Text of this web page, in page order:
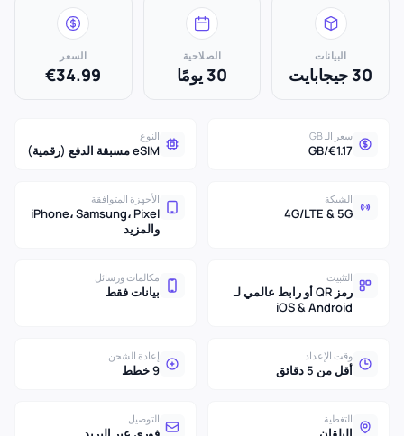
البيانات
30 جيجابايت
الصلاحية
30 يومًا
السعر
€34.99
سعر الـ GB
€1.17/GB
النوع
eSIM مسبقة الدفع (رقمية)
الشبكة
4G/LTE & 5G
الأجهزة المتوافقة
iPhone، Samsung، Pixel
والمزيد
التثبيت
رمز QR أو رابط عالمي لـ
iOS & Android
مكالمات ورسائل
بيانات فقط
وقت الإعداد
أقل من 5 دقائق
إعادة الشحن
9 خطط
التغطية التوصيل